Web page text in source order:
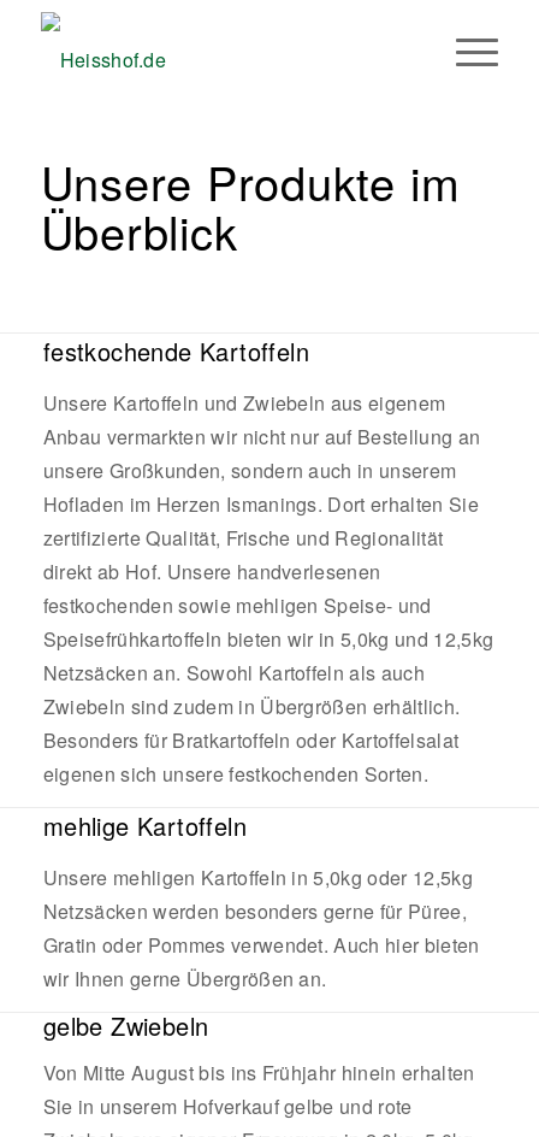
Unsere Produkte im
Überblick
festkochende Kartoffeln
Unsere Kartoffeln und Zwiebeln aus eigenem
Anbau vermarkten wir nicht nur auf Bestellung an
unsere Großkunden, sondern auch in unserem
Hofladen im Herzen Ismanings. Dort erhalten Sie
zertifizierte Qualität, Frische und Regionalität
direkt ab Hof. Unsere handverlesenen
festkochenden sowie mehligen Speise- und
Speisefrühkartoffeln bieten wir in 5,0kg und 12,5kg
Netzsäcken an. Sowohl Kartoffeln als auch
Zwiebeln sind zudem in Übergrößen erhältlich.
Besonders für Bratkartoffeln oder Kartoffelsalat
eigenen sich unsere festkochenden Sorten.
mehlige Kartoffeln
Unsere mehligen Kartoffeln in 5,0kg oder 12,5kg
Netzsäcken werden besonders gerne für Püree,
Gratin oder Pommes verwendet. Auch hier bieten
wir Ihnen gerne Übergrößen an.
gelbe Zwiebeln
Von Mitte August bis ins Frühjahr hinein erhalten
Sie in unserem Hofverkauf gelbe und rote